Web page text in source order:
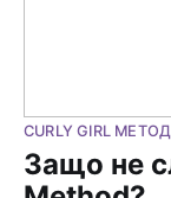
CURLY GIRL МЕТОД
Защо не